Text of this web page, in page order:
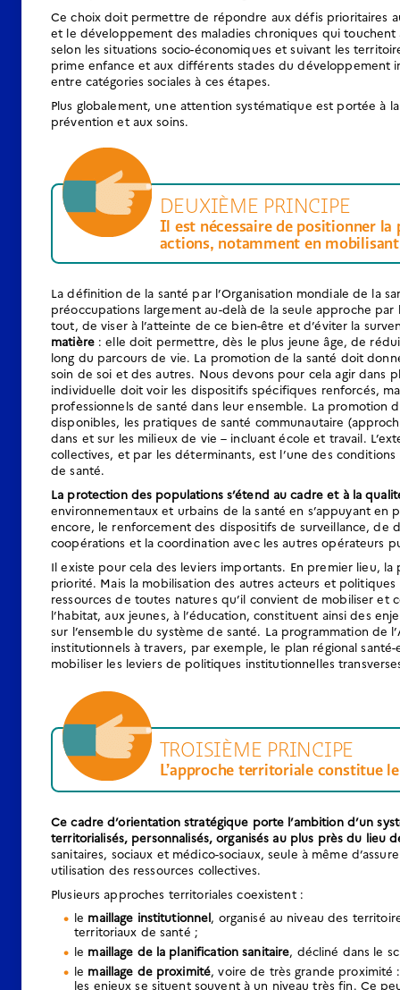
Ce choix doit permettre de répondre aux défis prioritaires
et le développement des maladies chroniques qui touchent
selon les situations socio-économiques et suivant les
prime enfance et aux différents stades du
entre catégories sociales à ces étapes.
Plus globalement, une attention systématique est portée à
prévention et aux soins.
DEUXIÈME PRINCIPE
Il est nécessaire de positionner
actions, notamment en
La définition de la santé par l’Organisation mondiale de la
préoccupations largement au-delà de la seule approche
tout, de viser à l’atteinte de ce bien-être et d’éviter la
matière: elle doit permettre, dès le plus jeune âge, de
long du parcours de vie. La promotion de la santé doit
soin de soi et des autres. Nous devons pour cela agir dans
individuelle doit voir les dispositifs spécifiques renforcés,
professionnels de santé dans leur ensemble. La promotion
disponibles, les pratiques de santé communautaire
dans et sur les milieux de vie – incluant école et travail.
collectives, et par les déterminants, est l’une des
de santé.
La protection des populations s’étend au cadre et à la
environnementaux et urbains de la santé en s’appuyant
encore, le renforcement des dispositifs de surveillance, de
coopérations et la coordination avec les autres opérateurs
Il existe pour cela des leviers importants. En premier lieu,
priorité. Mais la mobilisation des autres acteurs et
ressources de toutes natures qu’il convient de mobiliser
l’habitat, aux jeunes, à l’éducation, constituent ainsi des
sur l’ensemble du système de santé. La programmation de
institutionnels à travers, par exemple, le plan régional
mobiliser les leviers de politiques institutionnelles
TROISIÈME PRINCIPE
L’approche territoriale constitue
Ce cadre d’orientation stratégique porte l’ambition d’un
territorialisés, personnalisés, organisés au plus près du lieu
sanitaires, sociaux et médico-sociaux, seule à même
utilisation des ressources collectives.
Plusieurs approches territoriales coexistent :
le maillage institutionnel, organisé au niveau des
territoriaux de santé ;
le maillage de la planification sanitaire, décliné dans le
le maillage de proximité, voire de très grande proximité
les enjeux se situent souvent à un niveau très fin. Ce